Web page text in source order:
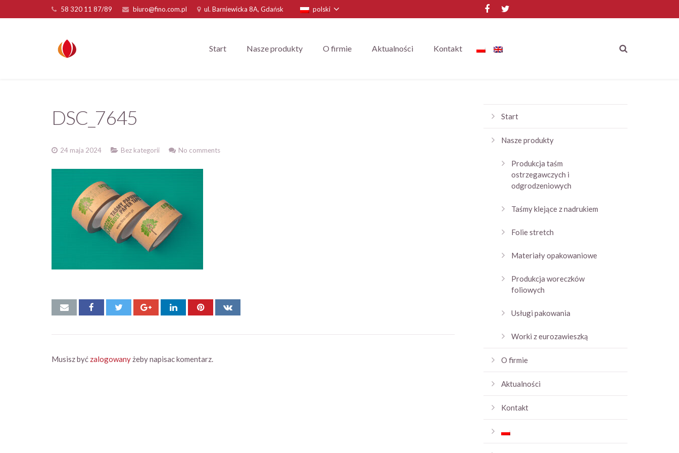
58 320 11 87/89 biuro@fino.com.pl ul. Barniewicka 8A, Gdańsk polski
Start Nasze produkty O firmie Aktualności Kontakt
DSC_7645
24 maja 2024 Bez kategorii No comments
Musisz być zalogowanyżeby napisac komentarz.
Start
Nasze produkty
Produkcja taśm
ostrzegawczych i
odgrodzeniowych
Taśmy klejące z nadrukiem
Folie stretch
Materiały opakowaniowe
Produkcja woreczków
foliowych
Usługi pakowania
Worki z eurozawieszką
O firmie
Aktualności
Kontakt